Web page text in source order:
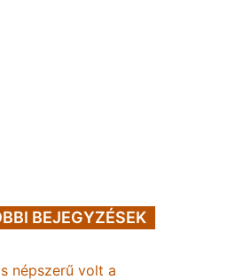
BEJEGYZÉSEK
népszerű volt a